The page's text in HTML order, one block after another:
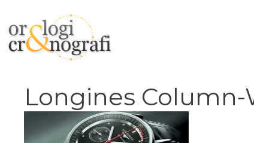
contenuto
Longines